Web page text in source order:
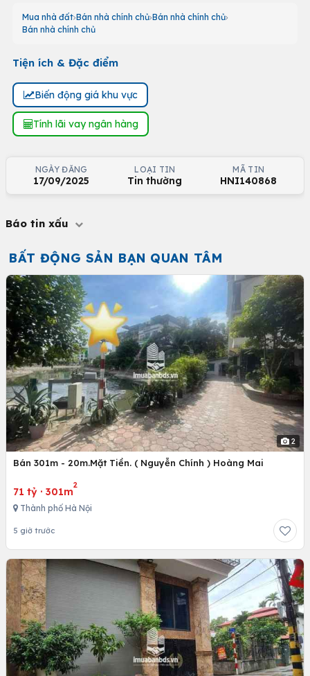
Mua nhà đất Bán nhà chính chủ Bán nhà chính chủ
Bán nhà chính chủ
Tiện ích & Đặc điểm
Biến động giá khu vực
Tính lãi vay ngân hàng
NGÀY ĐĂNG
17/09/2025
LOẠI TIN
Tin thường
MÃ TIN
HNI140868
Báo tin xấu
BẤT ĐỘNG SẢN BẠN QUAN TÂM
2
Bán 301m - 20m.Mặt Tiền. ( Nguyễn Chính ) Hoàng Mai
71 tỷ · 301m
2
Thành phố Hà Nội
5 giờ trước